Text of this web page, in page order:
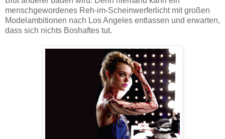
menschgewordenes Reh-im-Scheinwerferlicht mit großen
Modelambitionen nach Los Angeles entlassen und erwarten,
dass sich nichts Boshaftes tut.